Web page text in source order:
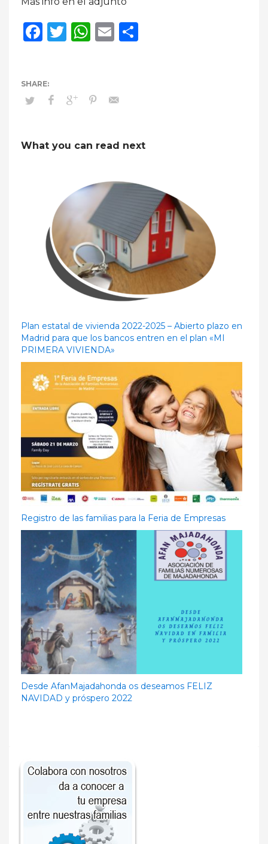
Facebook
Twitter
WhatsApp
Email
What you can read next
Plan estatal de vivienda 2022-2025 – Abierto plazo en
Madrid para que los bancos entren en el plan «MI
PRIMERA VIVIENDA»
Registro de las familias para la Feria de Empresas
Desde AfanMajadahonda os deseamos FELIZ
NAVIDAD y próspero 2022